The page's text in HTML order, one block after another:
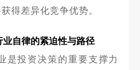
得差异化竞争优势。
业自律的紧迫性与路径
是投资决策的重要支撑力